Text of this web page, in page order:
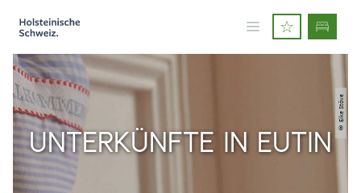
© Eike Stöve
UNTERKÜNFTE IN EUTIN